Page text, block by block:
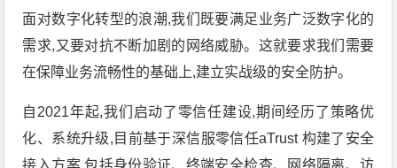
面对数字化转型的浪潮,我们既要满足业务广泛数字化的
需求,又要对抗不断加剧的网络威胁。这就要求我们需要
在保障业务流畅性的基础上,建立实战级的安全防护。
自2021年起,我们启动了零信任建设,期间经历了策略优
化、系统升级,目前基于深信服零信任aTrust 构建了安全